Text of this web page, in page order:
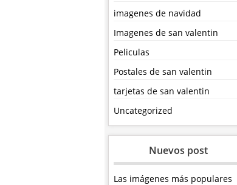
imagenes de navidad
Imagenes de san valentin
Peliculas
Postales de san valentin
tarjetas de san valentin
Uncategorized
Nuevos post
Las imágenes más populares